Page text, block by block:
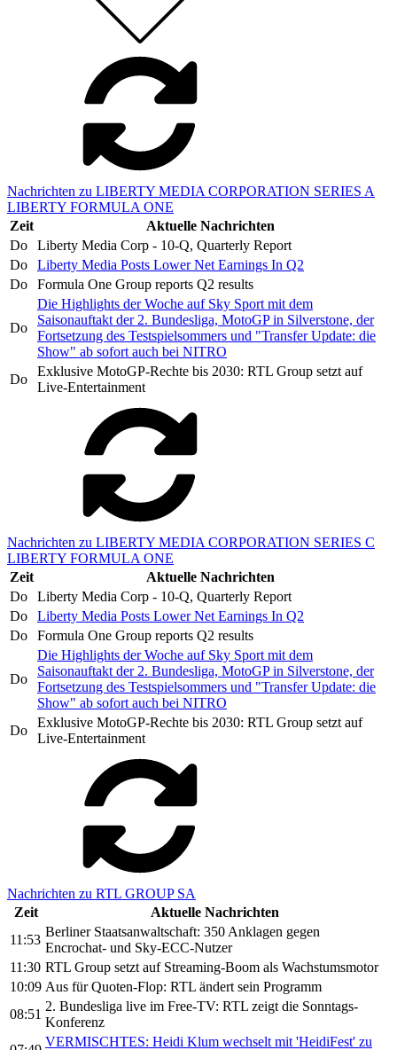
Nachrichten zu LIBERTY MEDIA CORPORATION SERIES A
LIBERTY FORMULA ONE
Zeit
Aktuelle Nachrichten
Do
Liberty Media Corp - 10-Q, Quarterly Report
Do
Liberty Media Posts Lower Net Earnings In Q2
Do
Formula One Group reports Q2 results
Do
Die Highlights der Woche auf Sky Sport mit dem
Saisonauftakt der 2. Bundesliga, MotoGP in Silverstone, der
Fortsetzung des Testspielsommers und "Transfer Update: die
Show" ab sofort auch bei NITRO
Do
Exklusive MotoGP-Rechte bis 2030: RTL Group setzt auf
Live-Entertainment
Nachrichten zu LIBERTY MEDIA CORPORATION SERIES C
LIBERTY FORMULA ONE
Zeit
Aktuelle Nachrichten
Do
Liberty Media Corp - 10-Q, Quarterly Report
Do
Liberty Media Posts Lower Net Earnings In Q2
Do
Formula One Group reports Q2 results
Do
Die Highlights der Woche auf Sky Sport mit dem
Saisonauftakt der 2. Bundesliga, MotoGP in Silverstone, der
Fortsetzung des Testspielsommers und "Transfer Update: die
Show" ab sofort auch bei NITRO
Do
Exklusive MotoGP-Rechte bis 2030: RTL Group setzt auf
Live-Entertainment
Nachrichten zu RTL GROUP SA
Zeit
Aktuelle Nachrichten
11:53
Berliner Staatsanwaltschaft: 350 Anklagen gegen
Encrochat- und Sky-ECC-Nutzer
11:30 RTL Group setzt auf Streaming-Boom als Wachstumsmotor
10:09 Aus für Quoten-Flop: RTL ändert sein Programm
08:51
2. Bundesliga live im Free-TV: RTL zeigt die Sonntags-
Konferenz
VERMISCHTES: Heidi Klum wechselt mit 'HeidiFest' zu